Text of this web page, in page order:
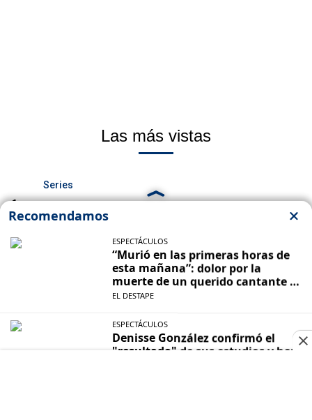
Las más vistas
1.
Series
Quién es quién en la serie de Moria
Casán: Netflix revela todos los
2.
Precio de la nafta en CABA y PBA: a
cuánto cotizan los combustibles hoy